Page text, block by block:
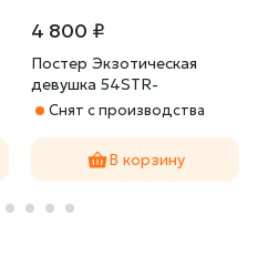
4 800 ₽
Постер Экзотическая
девушка 54STR-
EXOTICGIRL
Снят с производства
В корзину